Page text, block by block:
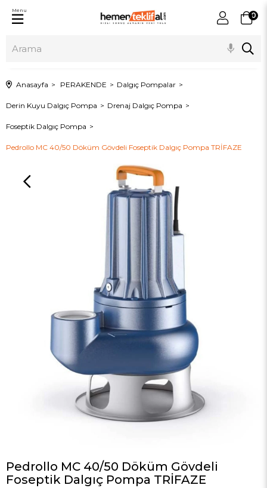
0
Menu
Anasayfa PERAKENDE Dalgıç Pompalar
Derin Kuyu Dalgıç Pompa Drenaj Dalgıç Pompa
Foseptik Dalgıç Pompa
Pedrollo MC 40/50 Döküm Gövdeli Foseptik Dalgıç Pompa TRİFAZE
Pedrollo MC 40/50 Döküm Gövdeli
Foseptik Dalgıç Pompa TRİFAZE